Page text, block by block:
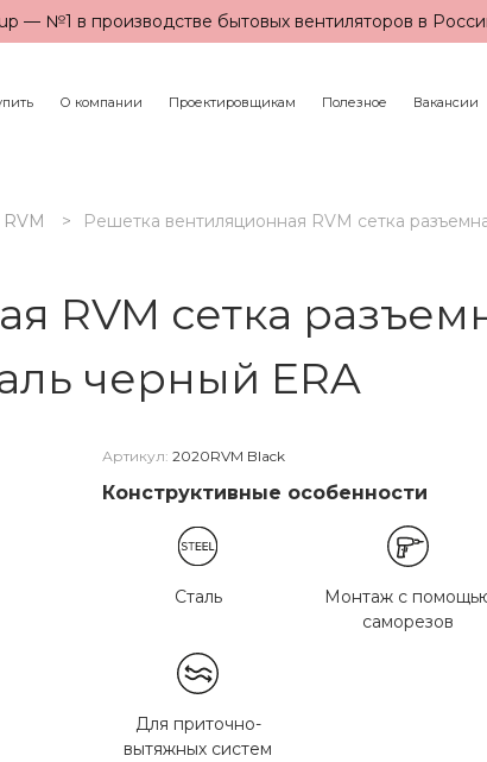
— №1 в производстве бытовых вентиляторов в
О компании Проектировщикам Полезное Вакансии
RVM Решетка вентиляционная RVM сетка
RVM сетка
черный ERA
Артикул: 2020RVM Black
Конструктивные особенности
Сталь
Монтаж с
саморезов
Для приточно-
вытяжных систем